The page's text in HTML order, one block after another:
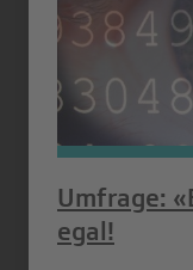
Umfrage:
egal!